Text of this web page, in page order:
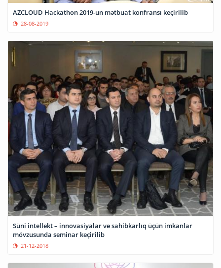
AZCLOUD Hackathon 2019-un mətbuat konfransı keçirilib
28-08-2019
Süni intellekt – innovasiyalar və sahibkarlıq üçün imkanlar
mövzusunda seminar keçirilib
21-12-2018